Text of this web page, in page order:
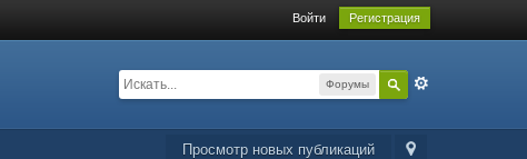
Войти Регистрация
Форумы
Просмотр новых публикаций